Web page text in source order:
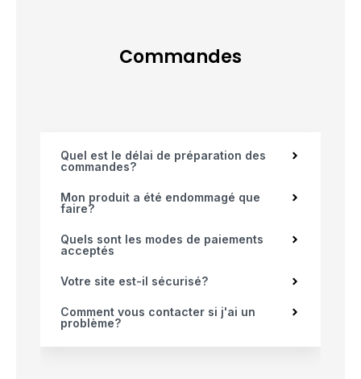
Commandes
Quel est le délai de préparation des
commandes?
Mon produit a été endommagé que
faire?
Quels sont les modes de paiements
acceptés
Votre site est-il sécurisé?
Comment vous contacter si j'ai un
problème?